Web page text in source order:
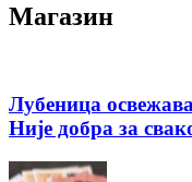
Магазин
Лубеница
Није добра за